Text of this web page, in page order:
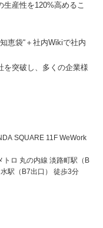
生産性を120%高めるこ
恵袋“＋社内Wikiで社内
を突破し、多くの企業様
SQUARE 11F WeWork
トロ 丸の内線 淡路町駅（B
駅（B7出口） 徒歩3分